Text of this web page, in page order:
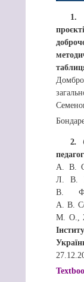
2.
А. В.
Л. В.
В.
А. В.
М. О.,